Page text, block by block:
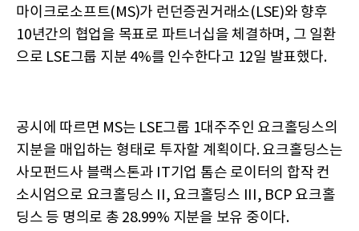
마이크로소프트(MS)가 런던증권거래소(LSE)와 향후
10년간의 협업을 목표로 파트너십을 체결하며, 그 일환
으로 LSE그룹 지분 4%를 인수한다고 12일 발표했다.
공시에 따르면 MS는 LSE그룹 1대주주인 요크홀딩스의
지분을 매입하는 형태로 투자할 계획이다. 요크홀딩스는
사모펀드사 블랙스톤과 IT기업 톰슨 로이터의 합작 컨
소시엄으로 요크홀딩스 II, 요크홀딩스 III, BCP 요크홀
딩스 등 명의로 총 28.99% 지분을 보유 중이다.